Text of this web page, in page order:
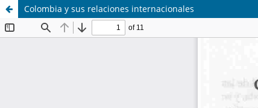
Colombia y sus relaciones internacionales